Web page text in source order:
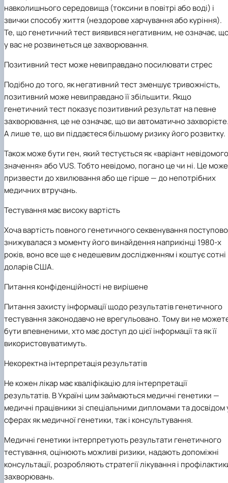
навколишнього середовища (токсини в повітрі або воді) і
звички способу життя (нездорове харчування або куріння).
Те, що генетичний тест виявився негативним, не означає,
у вас не розвинеться це захворювання.
Позитивний тест може невиправдано посилювати стрес
Подібно до того, як негативний тест зменшує тривожність,
позитивний може невиправдано її збільшити. Якщо
генетичний тест показує позитивний результат на певне
захворювання, це не означає, що ви автоматично
А лише те, що ви піддаєтеся більшому ризику його розвитку.
Також може бути ген, який тестується як «варіант невідомого
значення» або VUS. Тобто невідомо, погано це чи ні. Це може
призвести до хвилювання або ще гірше — до непотрібних
медичних втручань.
Тестування має високу вартість
Хоча вартість повного генетичного секвенування поступово
знижувалася з моменту його винайдення наприкінці 1980-х
років, воно все ще є недешевим дослідженням і коштує сотні
доларів США.
Питання конфіденційності не вирішене
Питання захисту інформації щодо результатів генетичного
тестування законодавчо не врегульовано. Тому ви не
бути впевненими, хто має доступ до цієї інформації та як її
використовуватимуть.
Некоректна інтерпретація результатів
Не кожен лікар має кваліфікацію для інтерпретації
результатів. В Україні цим займаються медичні генетики —
медичні працівники зі спеціальними дипломами та досвідом
сферах як медичної генетики, так і консультування.
Медичні генетики інтерпретують результати генетичного
тестування, оцінюють можливі ризики, надають допоміжні
консультації, розробляють стратегії лікування і
захворювань.